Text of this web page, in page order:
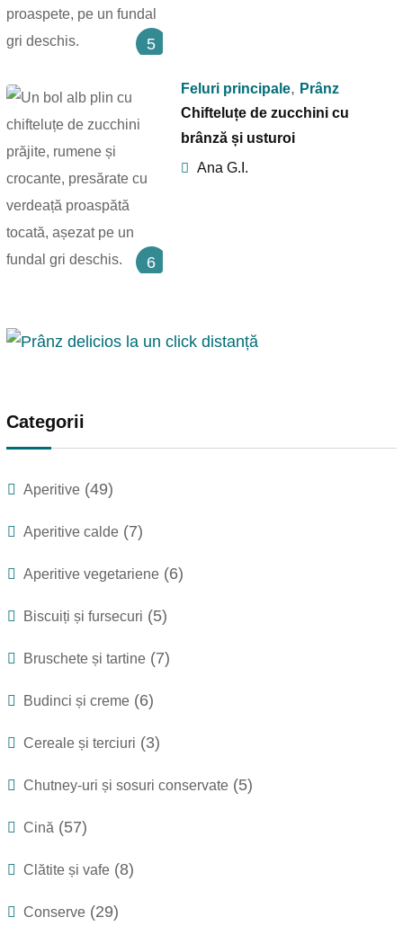
5
6
Feluri principale, Prânz
Chifteluțe de zucchini cu
brânză și usturoi
Ana G.I.
Categorii
Aperitive (49)
Aperitive calde (7)
Aperitive vegetariene (6)
Biscuiți și fursecuri (5)
Bruschete și tartine (7)
Budinci și creme (6)
Cereale și terciuri (3)
Chutney-uri și sosuri conservate (5)
Cină (57)
Clătite și vafe (8)
Conserve (29)